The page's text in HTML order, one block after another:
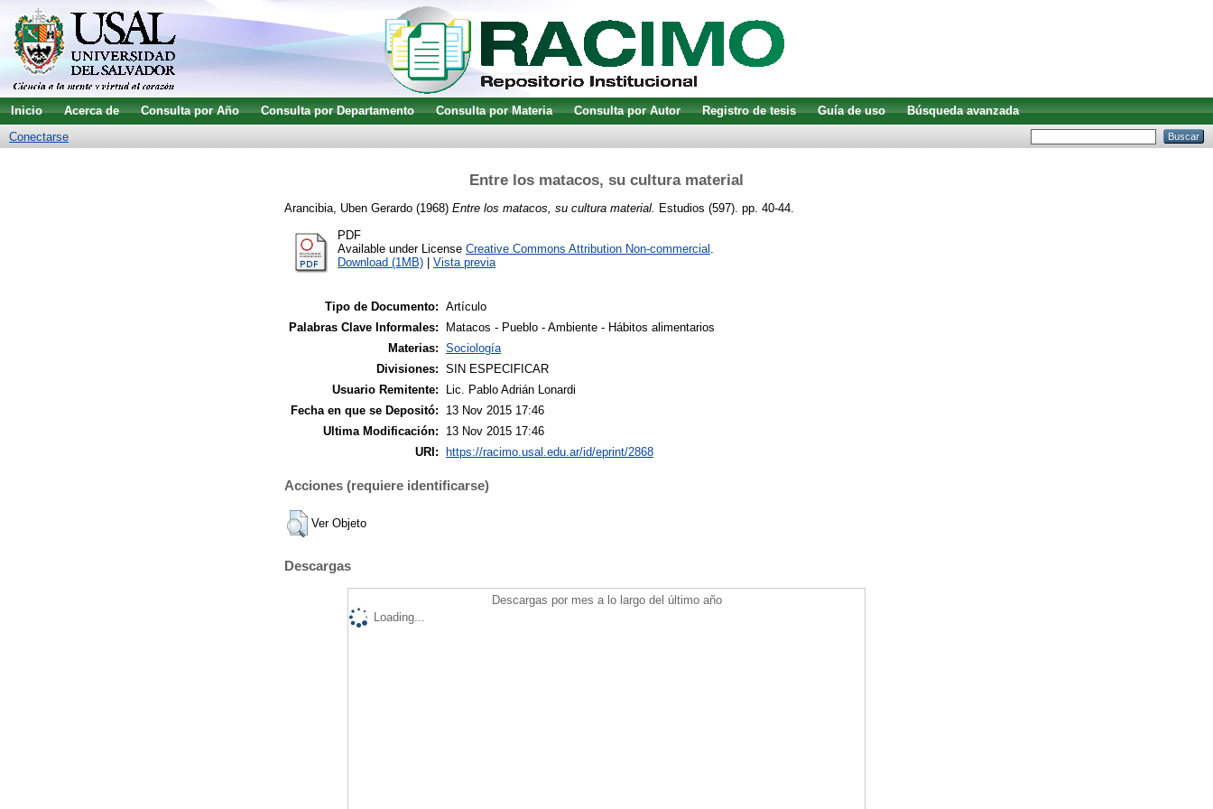
Inicio Acerca de Consulta por Año Consulta por Departamento Consulta por Materia Consulta por Autor Registro de tesis Guía de uso
Búsqueda avanzada
Conectarse
Entre los matacos, su cultura material
Arancibia, Uben Gerardo (1968) Entre los matacos, su cultura material. Estudios (597). pp. 40-44.
PDF
Available under License Creative Commons Attribution Non-commercial .
Download (1MB)
Vista previa
Tipo de Documento: Artículo
Palabras Clave Informales:
Matacos - Pueblo - Ambiente - Hábitos alimentarios
Materias: Sociología
Divisiones: SIN ESPECIFICAR
Usuario Remitente:
Lic. Pablo Adrián Lonardi
Fecha en que se Depositó:
13 Nov 2015 17:46
Ultima Modificación:
13 Nov 2015 17:46
URI:
https://racimo.usal.edu.ar/id/eprint/2868
Acciones (requiere identificarse)
Ver Objeto
Descargas
Descargas por mes a lo largo del último año
Loading...